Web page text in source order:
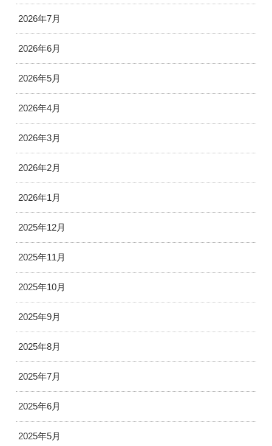
2026年7月
2026年6月
2026年5月
2026年4月
2026年3月
2026年2月
2026年1月
2025年12月
2025年11月
2025年10月
2025年9月
2025年8月
2025年7月
2025年6月
2025年5月